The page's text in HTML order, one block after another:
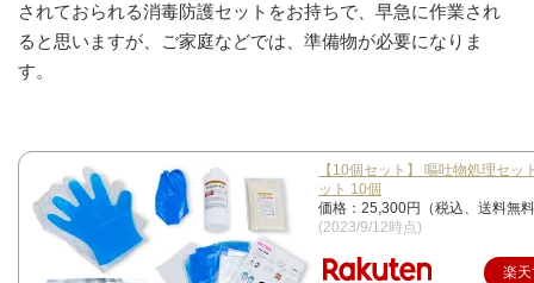
されておられる消毒防護セットをお持ちで、早急に作業され
ると思いますが、ご家庭などでは、準備物が必要になりま
す。
【10個セット】 嘔吐物処理セッ
ット 10個
価格：25,300円（税込、送料無
(2023/9/12時点)
楽